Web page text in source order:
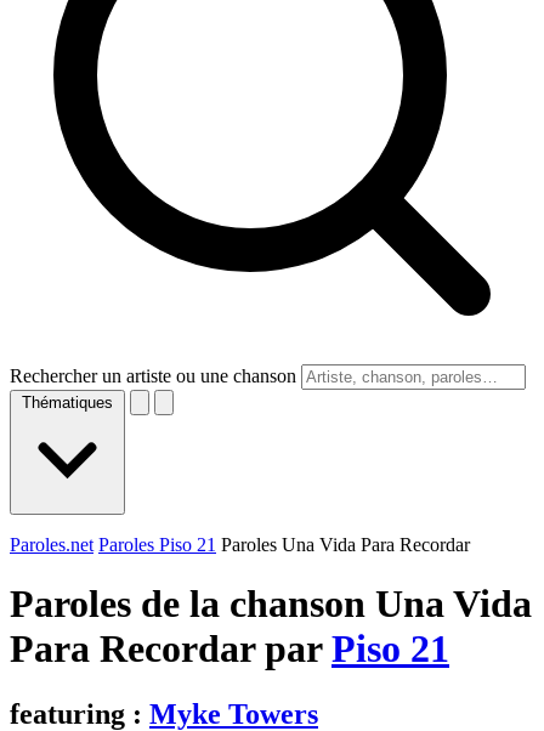
Rechercher un artiste ou une chanson
Thématiques
Paroles.net Paroles Piso 21 Paroles Una Vida Para Recordar
Paroles de la chanson Una Vida
Para Recordar parPiso 21
featuring : Myke Towers